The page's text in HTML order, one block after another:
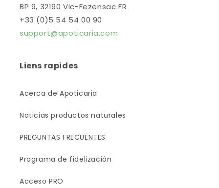
BP 9, 32190 Vic-Fezensac FR
+33 (0)5 54 54 00 90
support@apoticaria.com
Liens rapides
Acerca de Apoticaria
Noticias productos naturales
PREGUNTAS FRECUENTES
Programa de fidelización
Acceso PRO